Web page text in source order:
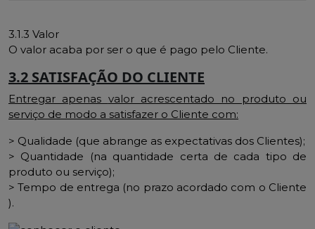
3.1.3 Valor
O valor acaba por ser o que é pago pelo Cliente.
3.2 SATISFAÇÃO DO CLIENTE
Entregar apenas valor acrescentado no produto ou
serviço de modo a satisfazer o Cliente com:
> Qualidade (que abrange as expectativas dos Clientes);
> Quantidade (na quantidade certa de cada tipo de
produto ou serviço);
> Tempo de entrega (no prazo acordado com o Cliente
).